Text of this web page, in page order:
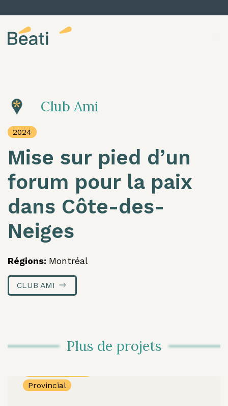
Club Ami
2024
Mise sur pied d’un
forum pour la paix
dans Côte-des-
Neiges
Régions: Montréal
CLUB AMI
Plus de projets
Le Collectif ex-
Comité
consultatif
Provincial